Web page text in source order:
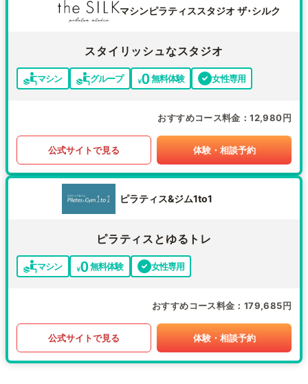
マシンピラティススタジオ ザ･シルク
スタイリッシュなスタジオ
マシン グループ 無料体験 女性専用
おすすめコース料金 12,980円
公式サイトで見る 体験・相談予約
ピラティス&ジム1to1
ピラティスとゆるトレ
マシン 無料体験 女性専用
おすすめコース料金 179,685円
公式サイトで見る 体験・相談予約